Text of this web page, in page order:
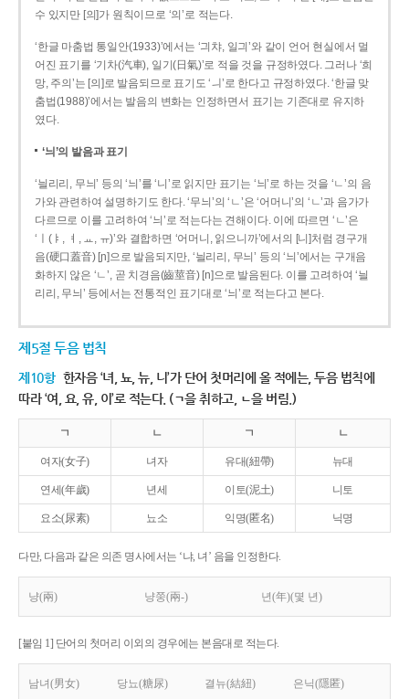
수 있지만 [의]가 원칙이므로 ‘의’로 적는다.
‘한글 마춤법 통일안(1933)’에서는 ‘긔챠, 일긔’와 같이 언어 현실에서 멀
어진 표기를 ‘기차(汽車), 일기(日氣)’로 적을 것을 규정하였다. 그러나 ‘희
망, 주의’는 [의]로 발음되므로 표기도 ‘ㅢ’로 한다고 규정하였다. ‘한글 맞
춤법(1988)’에서는 발음의 변화는 인정하면서 표기는 기존대로 유지하
였다.
‘늬’의 발음과 표기
‘늴리리, 무늬’ 등의 ‘늬’를 ‘니’로 읽지만 표기는 ‘늬’로 하는 것을 ‘ㄴ’의 음
가와 관련하여 설명하기도 한다. ‘무늬’의 ‘ㄴ’은 ‘어머니’의 ‘ㄴ’과 음가가
다르므로 이를 고려하여 ‘늬’로 적는다는 견해이다. 이에 따르면 ‘ㄴ’은
‘ㅣ(ㅑ, ㅕ, ㅛ, ㅠ)’와 결합하면 ‘어머니, 읽으니까’에서의 [니]처럼 경구개
음(硬口蓋音) [ɲ]으로 발음되지만, ‘늴리리, 무늬’ 등의 ‘늬’에서는 구개음
화하지 않은 ‘ㄴ’, 곧 치경음(齒莖音) [n]으로 발음된다. 이를 고려하여 ‘늴
리리, 무늬’ 등에서는 전통적인 표기대로 ‘늬’로 적는다고 본다.
제5절 두음 법칙
제10항 한자음 ‘녀, 뇨, 뉴, 니’가 단어 첫머리에 올 적에는, 두음 법칙에
따라 ‘여, 요, 유, 이’로 적는다. (ㄱ을 취하고, ㄴ을 버림.)
ㄱ ㄴ ㄱ ㄴ
여자(女子) 녀자 유대(紐帶) 뉴대
연세(年歲) 년세 이토(泥土) 니토
요소(尿素) 뇨소 익명(匿名) 닉명
다만, 다음과 같은 의존 명사에서는 ‘냐, 녀’ 음을 인정한다.
냥(兩) 냥쭝(兩-) 년(年)(몇 년)
[붙임 1] 단어의 첫머리 이외의 경우에는 본음대로 적는다.
남녀(男女) 당뇨(糖尿) 결뉴(結紐) 은닉(隱匿)